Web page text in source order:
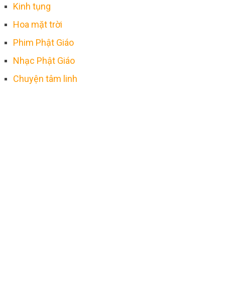
Kinh tụng
Hoa mặt trời
Phim Phật Giáo
Nhạc Phật Giáo
Chuyện tâm linh